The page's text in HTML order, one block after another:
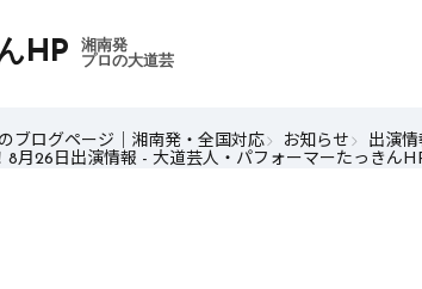
HP
湘南発
プロの大道芸
ブログページ｜湘南発・全国対応 お知らせ
出演情
8月26日出演情報 - 大道芸人・パフォーマーたっきん